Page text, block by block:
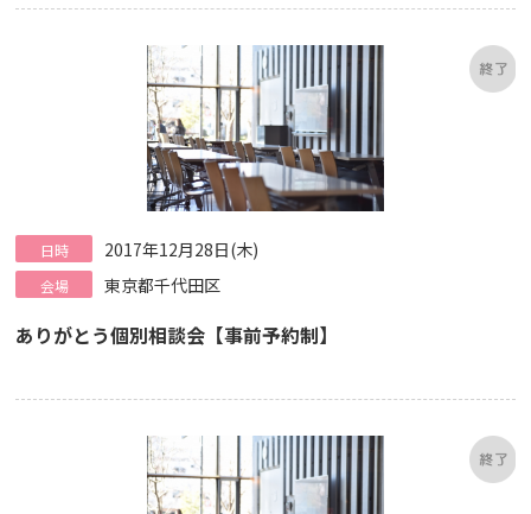
日時 2017年12月28日(木)
会場 東京都千代田区
ありがとう個別相談会【事前予約制】